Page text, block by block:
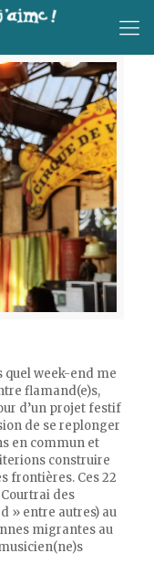
quel week-end me
flamand(e)s,
d’un projet festif
de se replonger
en commun et
construire
frontières. Ces 22
des
» entre autres) au
migrantes au